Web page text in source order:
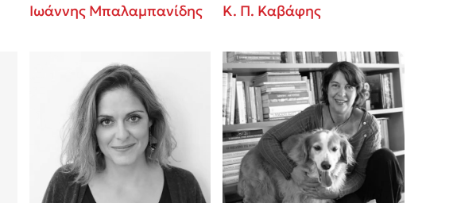
Ιωάννης Μπαλαμπανίδης Κ. Π. Καβάφης